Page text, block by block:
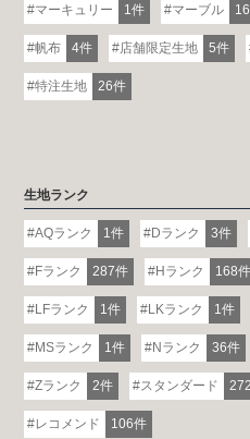
マーキュリー 1件 マーブル
帆布 4件 店舗限定生地 5件
特注生地 26件
生地ランク
AQランク 1件 Dランク 3件
Fランク 287件 Hランク 168件
LFランク 1件 LKランク 1件
MSランク 1件 Nランク 36件
Zランク 2件 スタンダード
レコメンド 106件